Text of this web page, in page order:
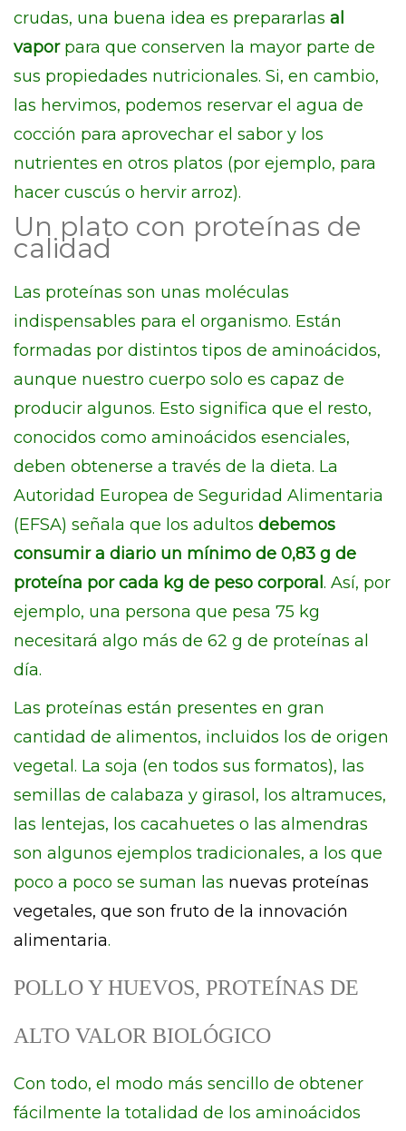
crudas, una buena idea es prepararlas al
vapor para que conserven la mayor parte de
sus propiedades nutricionales. Si, en cambio,
las hervimos, podemos reservar el agua de
cocción para aprovechar el sabor y los
nutrientes en otros platos (por ejemplo, para
hacer cuscús o hervir arroz).
Un plato con proteínas de
calidad
Las proteínas son unas moléculas
indispensables para el organismo. Están
formadas por distintos tipos de aminoácidos,
aunque nuestro cuerpo solo es capaz de
producir algunos. Esto significa que el resto,
conocidos como aminoácidos esenciales,
deben obtenerse a través de la dieta. La
Autoridad Europea de Seguridad Alimentaria
(EFSA) señala que los adultos debemos
consumir a diario un mínimo de 0,83 g de
proteína por cada kg de peso corporal . Así, por
ejemplo, una persona que pesa 75 kg
necesitará algo más de 62 g de proteínas al
día.
Las proteínas están presentes en gran
cantidad de alimentos, incluidos los de origen
vegetal. La soja (en todos sus formatos), las
semillas de calabaza y girasol, los altramuces,
las lentejas, los cacahuetes o las almendras
son algunos ejemplos tradicionales, a los que
poco a poco se suman las nuevas proteínas
vegetales, que son fruto de la innovación
alimentaria.
POLLO Y HUEVOS, PROTEÍNAS DE
ALTO VALOR BIOLÓGICO
Con todo, el modo más sencillo de obtener
fácilmente la totalidad de los aminoácidos